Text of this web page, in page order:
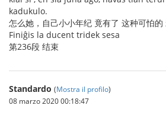
kadukulo.
怎么她，自己小小年纪 竟有了 这种可怕的
Finiĝis la ducent tridek sesa
第236段 结束
Standardo (Mostra il profilo)
08 marzo 2020 00:18:47